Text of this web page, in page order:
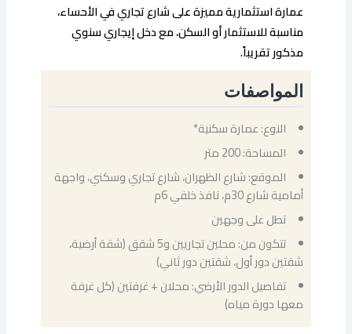
عمارة استثمارية مميزة على شارع تجاري في الأحساء،
مناسبة للاستثمار أو السكن، مع دخل إيجاري سنوي
مذكور تقريباً.
المواصفات
النوع: عمارة سكنية*
المساحة: 200 متر
الموقع: شارع الظهران، شارع تجاري وسكني، واجهة
أمامية شارع 30م، نافذ خلفي 6م
تطل على وجهين
تتكون من: محلين تجاريين و5 شقق (شقة أرضية،
شقتين دور أول، شقتين دور ثاني)
تفاصيل الدور الأرضي: محلان + غرفتين (كل غرفة
معها دورة مياه)